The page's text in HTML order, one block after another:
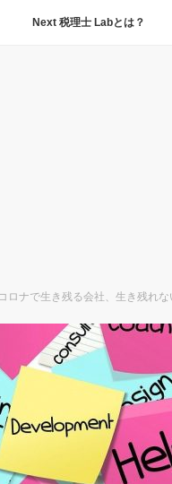
Next 税理士 Labとは？
コロナで生き残る会社、生き残れな